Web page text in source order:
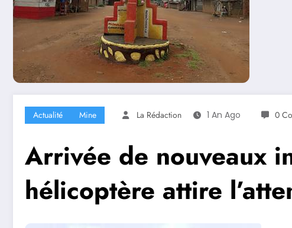
Actualité Mine La Rédaction 1 An Ago 0
Arrivée de nouveaux
hélicoptère attire